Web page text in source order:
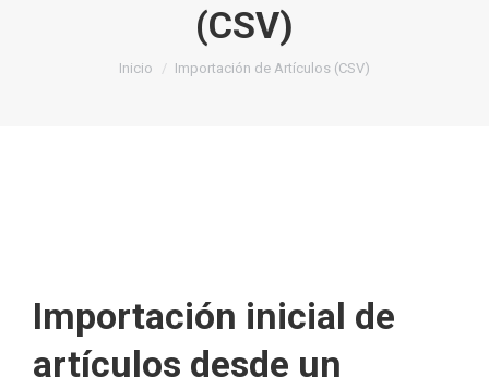
(CSV)
Estás aquí:
Inicio Importación de Artículos (CSV)
Importación inicial de
artículos desde un